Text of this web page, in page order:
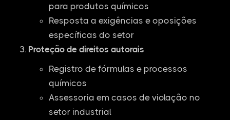
para produtos químicos
Resposta a exigências e oposições
específicas do setor
Proteção de direitos autorais
Registro de fórmulas e processos
químicos
Assessoria em casos de violação no
setor industrial